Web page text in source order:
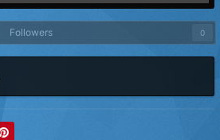
Followers 0